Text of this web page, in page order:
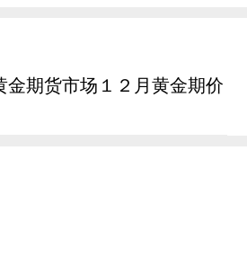
金期货市场１２月黄金期价